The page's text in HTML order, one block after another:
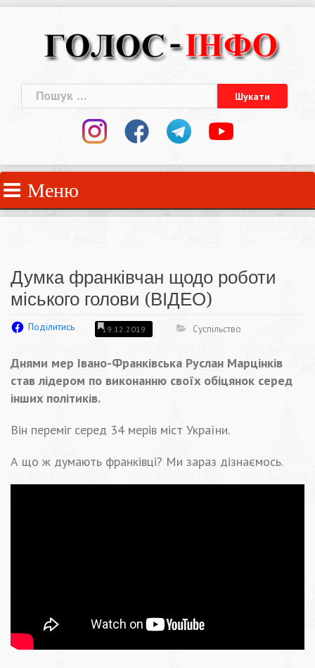
Пошук:
Меню
Думка франківчан щодо роботи
міського голови (ВІДЕО)
Поділитись 19.12.2019 Суспільство
Днями мер Івано-Франківська Руслан Марцінків
став лідером по виконанню своїх обіцянок серед
інших політиків.
Він переміг серед 34 мерів міст України.
А що ж думають франківці? Ми зараз дізнаємось.